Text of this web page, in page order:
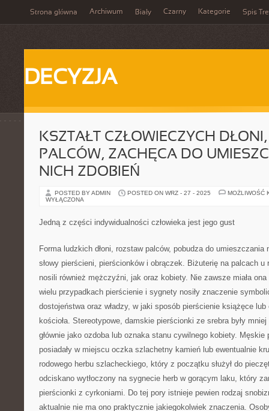
Strona główna Archiwum Biały Czarny Kategorie Spis
DECYZJA
KSZTAŁT CZŁOWIECZYCH
PALCÓW, ZACHĘCA DO
NICH ZDOBIEŃ
POSTED BY ADMIN POSTED ON WRZ - 27 - 2025
MOŻLIWOŚĆ
WYŁĄCZONA
Jedną z części indywidualności człowieka jest jego gust
Forma ludzkich dłoni, rozstaw palców, pobudza do umieszczania
słowy pierścieni, pierścionków i obrączek. Biżuterię na palcach u
nosili również mężczyźni, jak oraz kobiety. Nie zawsze miała
wielu przypadkach pierścienie i sygnety nosiły znaczenie
dostojeństwa oraz władzy, w jaki sposób pierścienie książęce
kościoła. Stereotypowe, damskie pierścionki ze srebra były mniej
głównie jako ozdoba lub oznaka stanu cywilnego kobiety. Męskie
posiadały w miejscu oczka szlachetny kamień lub ewentualnie
rodowego herbu szlacheckiego, który z początku służył do
odciskano wytłoczony na sygnecie herb w gorącym laku, który
pierścionki z cyrkoniami. Do tej pory istnieje pewien rodzaj
aktualnie nie ma ono praktycznie jakiegokolwiek znaczenia.